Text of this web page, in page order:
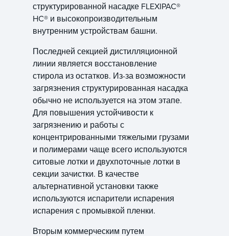
структурированной насадке FLEXIPAC®
HC® и высокопроизводительным
внутренним устройствам башни.
Последней секцией дистилляционной
линии является восстановление
стирола из остатков. Из-за возможности
загрязнения структурированная насадка
обычно не используется на этом этапе.
Для повышения устойчивости к
загрязнению и работы с
концентрированными тяжелыми грузами
и полимерами чаще всего используются
ситовые лотки и двухпоточные лотки в
секции зачистки. В качестве
альтернативной установки также
используются испарители испарения
испарения с промывкой пленки.
Вторым коммерческим путем